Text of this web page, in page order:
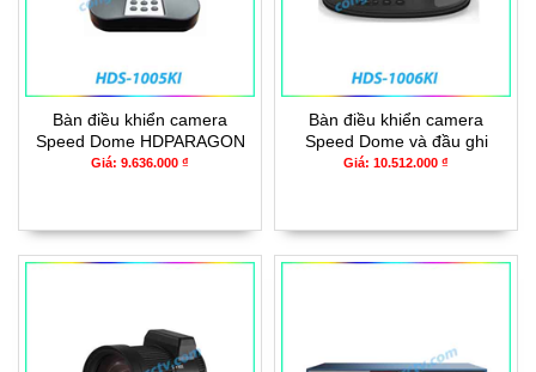
Bàn điều khiển camera
Speed Dome HDPARAGON
HDS-1005KI
Giá: 9.636.000 ₫
Bàn điều khiển camera
Speed Dome và đầu ghi
hình HDPARAGON HDS-
Giá: 10.512.000 ₫